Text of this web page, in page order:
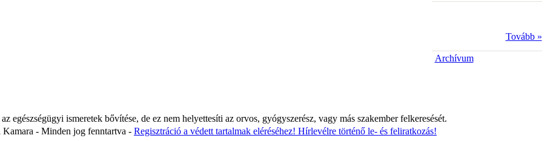
Tovább »
Archívum
egészségügyi ismeretek bővítése, de ez nem helyettesíti az orvos, gyógyszerész, vagy más szakember felkeresését.
Kamara - Minden jog fenntartva - Regisztráció a védett tartalmak eléréséhez! Hírlevélre történő le- és feliratkozás!